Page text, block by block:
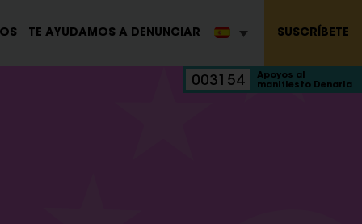
TE AYUDAMOS A DENUNCIAR SUSCRÍBETE
003154
Apoyos al
manifiesto Denaria